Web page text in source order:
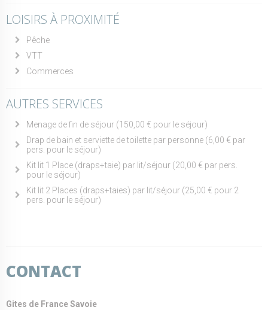
LOISIRS À PROXIMITÉ
Pêche
VTT
Commerces
AUTRES SERVICES
Menage de fin de séjour (150,00 € pour le séjour)
Drap de bain et serviette de toilette par personne (6,00 € par
pers. pour le séjour)
Kit lit 1 Place (draps+taie) par lit/séjour (20,00 € par pers.
pour le séjour)
Kit lit 2 Places (draps+taies) par lit/séjour (25,00 € pour 2
pers. pour le séjour)
CONTACT
Gites de France Savoie